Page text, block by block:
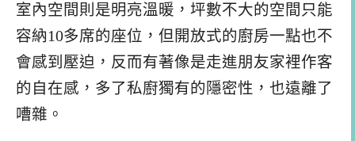
室內空間則是明亮溫暖，坪數不大的空間只能
容納10多席的座位，但開放式的廚房一點也不
會感到壓迫，反而有著像是走進朋友家裡作客
的自在感，多了私廚獨有的隱密性，也遠離了
嘈雜。